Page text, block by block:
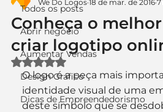
Todos os posts
Abrir negócio
Aumentar Vendas
Design Gráfico
Dicas de Empreendedorismo
Conheça o
criar logotipo
We Do Logos 18 de mar. de 2016 7
Avaliado com NaN de 5
O logo é a peça mais
identidade visual de uma
deste símbolo que se